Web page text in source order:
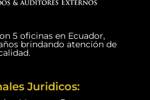
5 oficinas en Ecuador,
brindando atención de
Juridicos: